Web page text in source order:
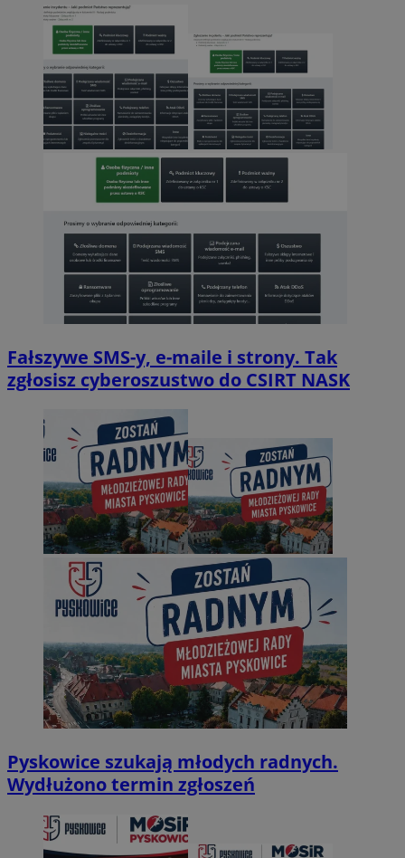
Fałszywe SMS-y, e-maile i strony. Tak
zgłosisz cyberoszustwo do CSIRT NASK
Pyskowice szukają młodych radnych.
Wydłużono termin zgłoszeń